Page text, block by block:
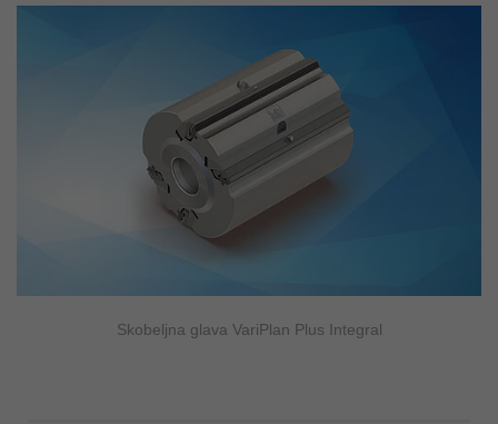
Skobeljna glava VariPlan Plus Integral